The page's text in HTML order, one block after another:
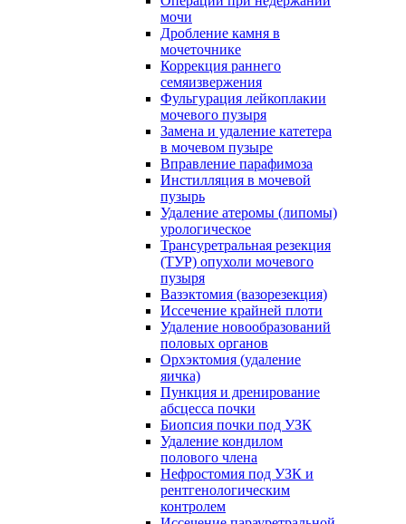
мочи
Дробление камня в
мочеточнике
Коррекция раннего
семяизвержения
Фульгурация лейкоплакии
мочевого пузыря
Замена и удаление катетера
в мочевом пузыре
Вправление парафимоза
Инстилляция в мочевой
пузырь
Удаление атеромы (липомы)
урологическое
Трансуретральная резекция
(ТУР) опухоли мочевого
пузыря
Вазэктомия (вазорезекция)
Иссечение крайней плоти
Удаление новообразований
половых органов
Орхэктомия (удаление
яичка)
Пункция и дренирование
абсцесса почки
Биопсия почки под УЗК
Удаление кондилом
полового члена
Нефростомия под УЗК и
рентгенологическим
контролем